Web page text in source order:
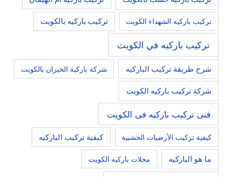
تركيب باركيه الشهداء الكويت تركيب باركيه بالكويت
تركيب باركيه في الكويت
شرح طريقة تركيب الباركيه شركة باركية الخيران بالكويت
شركة تركيب باركيه الكويت
فنى تركيب باركيه فى الكويت
كيفية تركيب الأرضيات الخشبية كيفية تركيب الباركيه
ما هو الباركيه محلات باركيه الكويت